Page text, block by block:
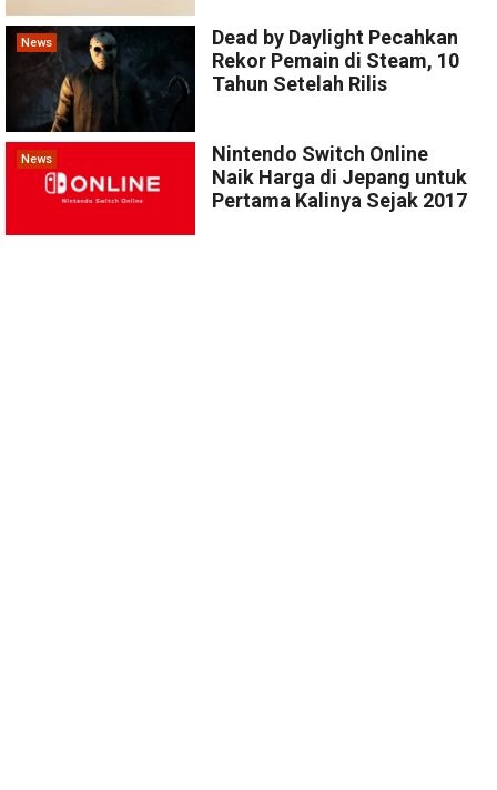
News
Dead by Daylight Pecahkan
Rekor Pemain di Steam, 10
Tahun Setelah Rilis
News
Nintendo Switch Online
Naik Harga di Jepang untuk
Pertama Kalinya Sejak 2017